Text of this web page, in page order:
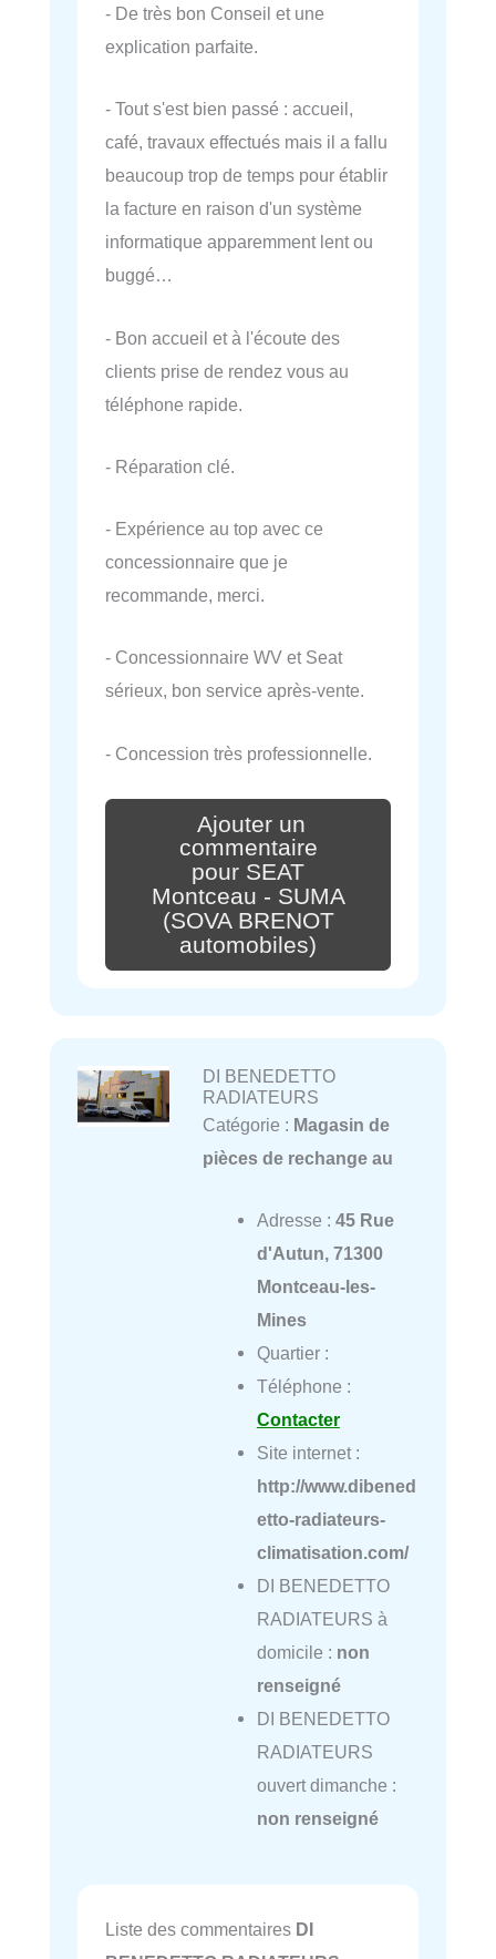
- De très bon Conseil et une
explication parfaite.
- Tout s'est bien passé : accueil,
café, travaux effectués mais il a fallu
beaucoup trop de temps pour établir
la facture en raison d'un système
informatique apparemment lent ou
buggé…
- Bon accueil et à l'écoute des
clients prise de rendez vous au
téléphone rapide.
- Réparation clé.
- Expérience au top avec ce
concessionnaire que je
recommande, merci.
- Concessionnaire WV et Seat
sérieux, bon service après-vente.
- Concession très professionnelle.
Ajouter un
commentaire
pour SEAT
Montceau - SUMA
(SOVA BRENOT
automobiles)
DI BENEDETTO
RADIATEURS
Catégorie : Magasin de
pièces de rechange au
Adresse : 45 Rue
d'Autun, 71300
Montceau-les-
Mines
Quartier :
Téléphone :
Contacter
Site internet :
http://www.dibened
etto-radiateurs-
climatisation.com/
DI BENEDETTO
RADIATEURS à
domicile : non
renseigné
DI BENEDETTO
RADIATEURS
ouvert dimanche :
non renseigné
Liste des commentaires DI